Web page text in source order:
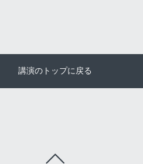
講演のトップに戻る